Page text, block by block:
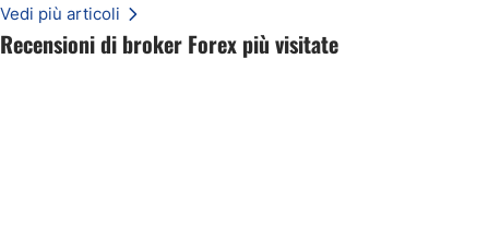
Recensioni di broker Forex più visitate
Vedi più articoli